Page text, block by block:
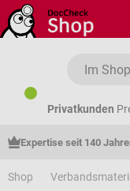
Zum Hauptinhalt
Privatkunden
Expertise seit 140
Shop